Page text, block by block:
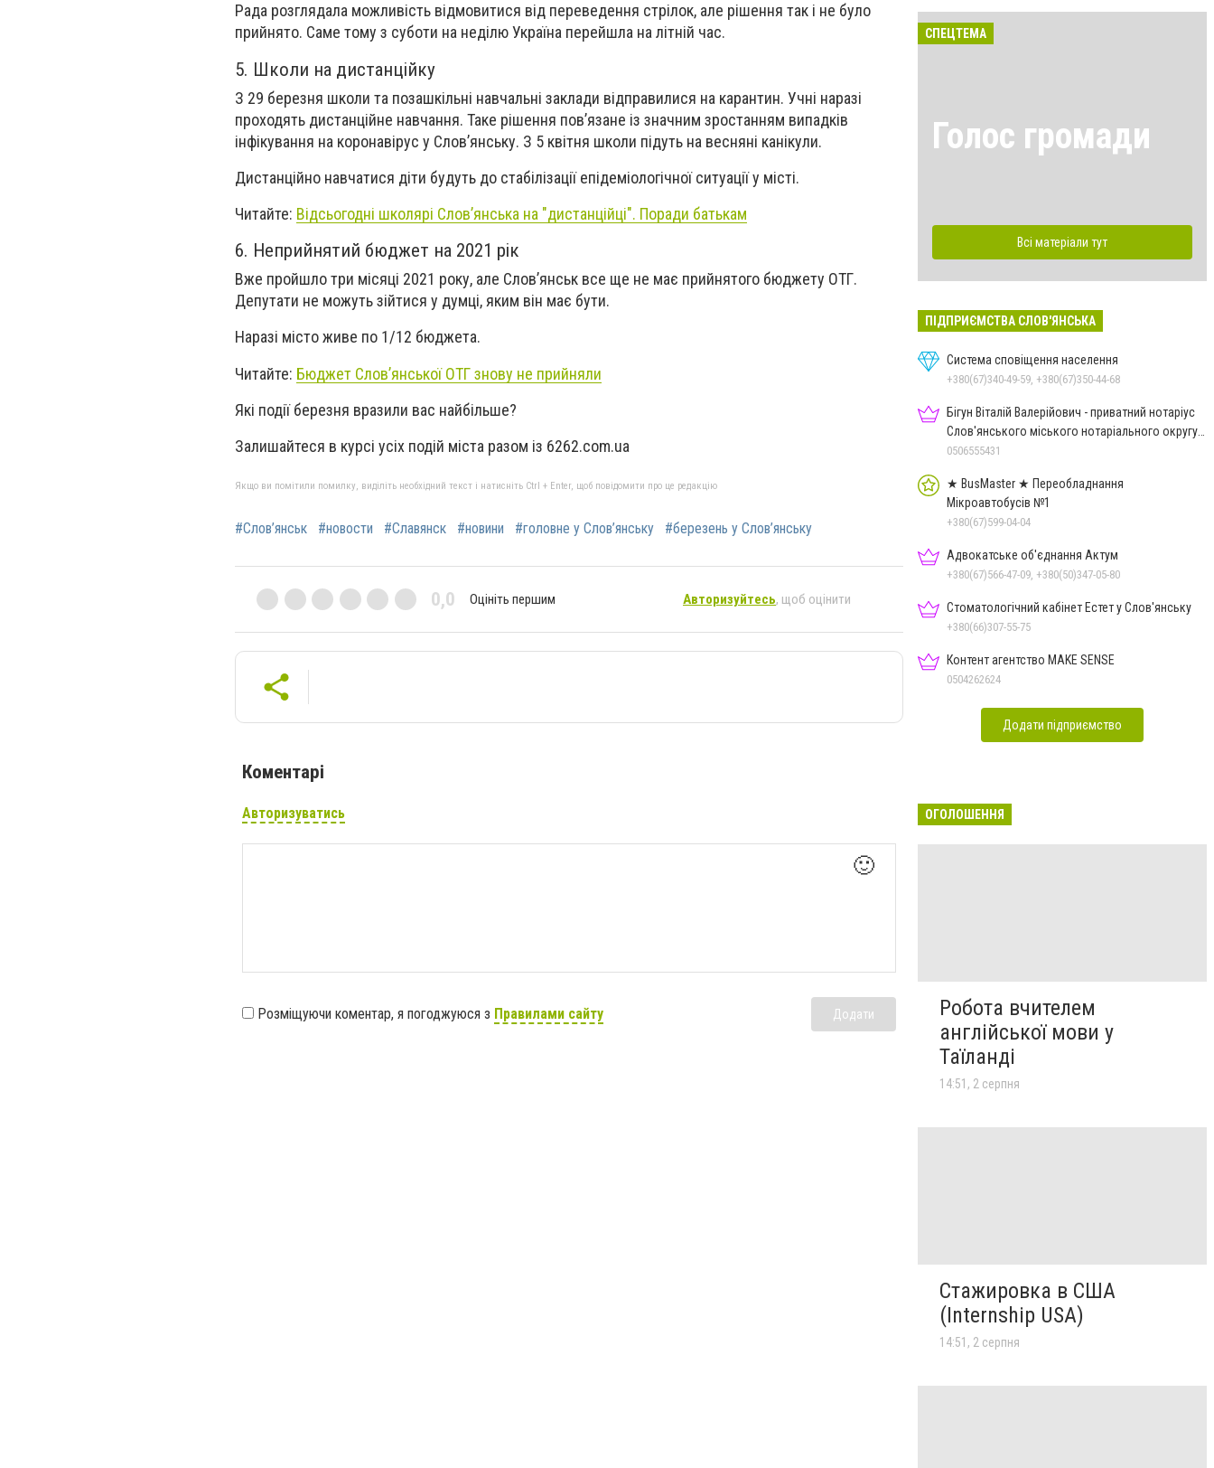
Рада розглядала можливість відмовитися від переведення стрілок, але рішення так і не було
прийнято. Саме тому з суботи на неділю Україна перейшла на літній час.
5. Школи на дистанційку
З 29 березня школи та позашкільні навчальні заклади відправилися на карантин. Учні наразі
проходять дистанційне навчання. Таке рішення пов’язане із значним зростанням випадків
інфікування на коронавірус у Слов’янську. З 5 квітня школи підуть на весняні канікули.
Дистанційно навчатися діти будуть до стабілізації епідеміологічної ситуації у місті.
Читайте: Відсьогодні школярі Слов’янська на "дистанційці". Поради батькам
6. Неприйнятий бюджет на 2021 рік
Вже пройшло три місяці 2021 року, але Слов’янськ все ще не має прийнятого бюджету ОТГ.
Депутати не можуть зійтися у думці, яким він має бути.
Наразі місто живе по 1/12 бюджета.
Читайте: Бюджет Слов’янської ОТГ знову не прийняли
Які події березня вразили вас найбільше?
Залишайтеся в курсі усіх подій міста разом із 6262.com.ua
Якщо ви помітили помилку, виділіть необхідний текст і натисніть Ctrl + Enter, щоб повідомити про це редакцію
#Слов’янськ #новости #Славянск #новини #головне у Слов’янську #березень у Слов’янську
0,0 Оцініть першим Авторизуйтесь, щоб оцінити
Коментарі
Авторизуватись
🙂
Розміщуючи коментар, я погоджуюся з Правилами сайту Додати
СПЕЦТЕМА
Голос громади
Всі матеріали тут
ПІДПРИЄМСТВА СЛОВ'ЯНСЬКА
Система сповіщення населення
+380(67)340-49-59, +380(67)350-44-68
Бігун Віталій Валерійович - приватний нотаріус
Слов'янського міського нотаріального округу
Дон.обл.
0506555431
★ BusMaster ★ Переобладнання
Мікроавтобусів №1
+380(67)599-04-04
Адвокатське об'єднання Актум
+380(67)566-47-09, +380(50)347-05-80
Стоматологічний кабінет Естет у Слов'янську
+380(66)307-55-75
Контент агентство MAKE SENSE
0504262624
Додати підприємство
ОГОЛОШЕННЯ
Робота вчителем
англійської мови у
Таїланді
14:51, 2 серпня
Стажировка в США
(Internship USA)
14:51, 2 серпня